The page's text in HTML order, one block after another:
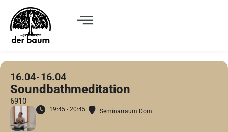
16.04 16.04
Soundbathmeditation
6910
19:45 - 20:45 Seminarraum Dom